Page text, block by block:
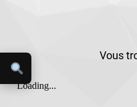
Vous